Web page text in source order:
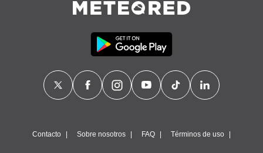
Contacto Sobre nosotros FAQ Términos de uso